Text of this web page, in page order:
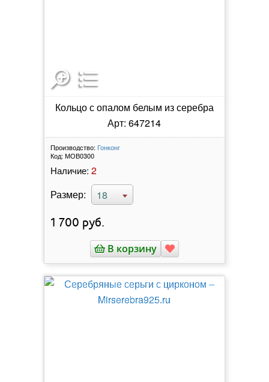
Кольцо с опалом белым из серебра
Арт: 647214
Производство: Гонконг
Код: МОВ0300
Наличие: 2
Размер:
18
1 700 руб.
В корзину